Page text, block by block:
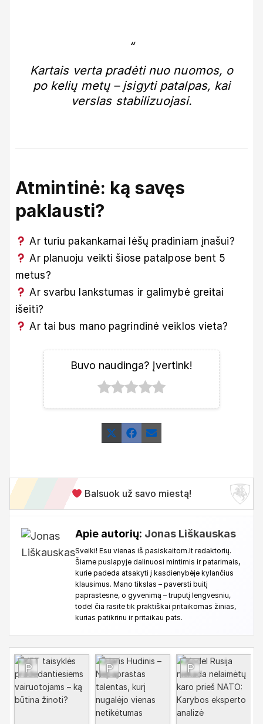
Kartais verta pradėti nuo nuomos, o
po kelių metų – įsigyti patalpas, kai
verslas stabilizuojasi.
Atmintinė: ką savęs
paklausti?
Ar turiu pakankamai lėšų pradiniam įnašui?
Ar planuoju veikti šiose patalpose bent 5
metus?
Ar svarbu lankstumas ir galimybė greitai
išeiti?
Ar tai bus mano pagrindinė veiklos vieta?
Buvo naudinga? Įvertink!
Share
on
X
Share
on
Facebook
Share
on
Email
Balsuok už savo miestą!
Apie autorių: Jonas Liškauskas
Sveiki! Esu vienas iš pasiskaitom.lt redaktorių.
Šiame puslapyje dalinuosi mintimis ir patarimais,
kurie padeda atsakyti į kasdienybėje kylančius
klausimus. Mano tikslas – paversti buitį
paprastesne, o gyvenimą – truputį lengvesniu,
todėl čia rasite tik praktiškai pritaikomas žinias,
kurias patikrinu ir pritaikau pats.